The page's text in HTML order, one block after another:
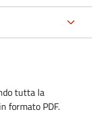
tutta la
formato PDF.